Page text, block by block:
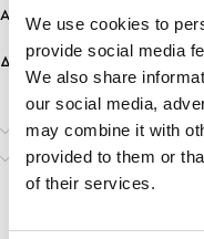
We use cookies to
provide social media
We also share
our social media,
may combine it with
provided to them or
of their services.
Ανθεκτικότητα:
Διαστάσεις: 4×2 εκ.
Επιπλέον
Αποστολή &